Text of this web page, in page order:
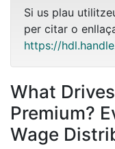
Si us plau
per citar o
https://
What
Premium?
Wage